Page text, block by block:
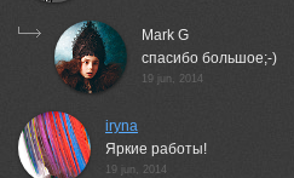
Mark G
спасибо большое;-)
19 jun, 2014
iryna
Яркие работы!
19 jun, 2014